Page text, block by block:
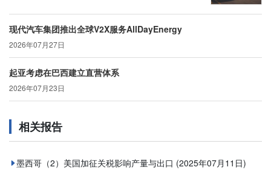
现代汽车集团推出全球V2X服务AllDayEnergy
2026年07月27日
起亚考虑在巴西建立直营体系
2026年07月23日
相关报告
墨西哥（2）美国加征关税影响产量与出口 (2025年07月11日)